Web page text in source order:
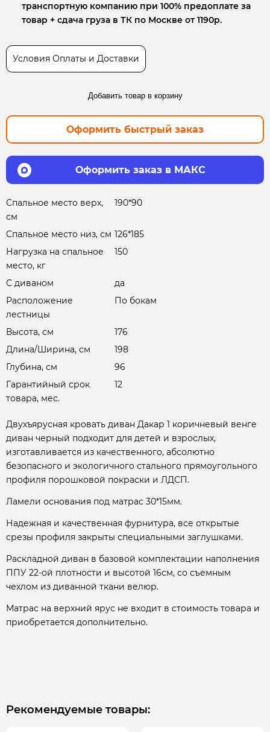
транспортную компанию при 100% предоплате за
товар + сдача груза в ТК по Москве от 1190р.
Условия Оплаты и Доставки
Добавить товар в корзину
Оформить быстрый заказ
Оформить заказ в МАКС
Спальное место верх,
см
190*90
Спальное место низ, см 126*185
Нагрузка на спальное
место, кг
150
С диваном
да
Расположение
лестницы
По бокам
Высота, см
176
Длина/Ширина, см
198
Глубина, см
96
Гарантийный срок
товара, мес.
12
Двухъярусная кровать диван Дакар 1 коричневый венге
диван черный подходит для детей и взрослых,
изготавливается из качественного, абсолютно
безопасного и экологичного стального прямоугольного
профиля порошковой покраски и ЛДСП.
Ламели основания под матрас 30*15мм.
Надежная и качественная фурнитура, все открытые
срезы профиля закрыты специальными заглушками.
Раскладной диван в базовой комплектации наполнения
ППУ 22-ой плотности и высотой 16см, со съемным
чехлом из диванной ткани велюр.
Матрас на верхний ярус не входит в стоимость товара и
приобретается дополнительно.
Рекомендуемые товары: